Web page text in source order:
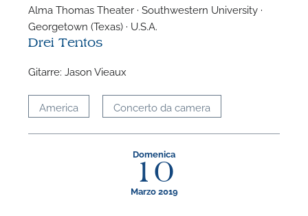
Alma Thomas Theater · Southwestern University ·
Georgetown (Texas) · U.S.A.
Drei Tentos
Gitarre: Jason Vieaux
America Concerto da camera
Domenica
10
Marzo 2019